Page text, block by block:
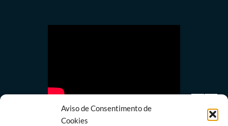
Aviso de Consentimento de
Cookies